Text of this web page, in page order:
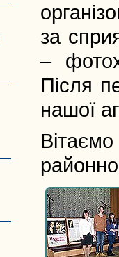
за
–
Після
нашої